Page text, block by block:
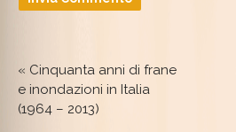
« Cinquanta anni di frane
e inondazioni in Italia
(1964 – 2013)